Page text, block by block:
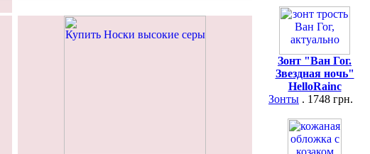
Зонт "Ван Гог.
Звездная ночь"
HelloRainc
Зонты . 1748 грн.